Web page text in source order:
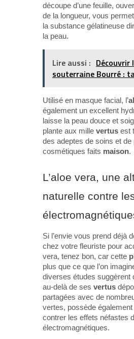
découpe d’une feuille,
de la longueur, vous
la substance gélatineuse
la peau.
Lire aussi : Découvrir
souterraine Bourré :
Utilisé en masque facial, l’
également un excellent
laisse la peau douce et
plante aux mille vertus est
des adeptes de soins et de
cosmétiques faits maison.
L’aloe vera, une
naturelle contre
Si l’envie vous prend déjà
chez votre fleuriste pour
vera, tenez bon, car cette
plus que ce que l’on
diverses études suggèrent
au-delà de ses vertus
partagées avec de
vertes, possède
contrer les effets néfastes
électromagnétiques.